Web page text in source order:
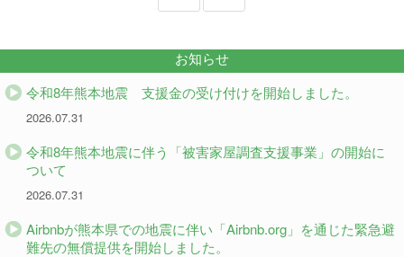
お知らせ
令和8年熊本地震 支援金の受け付けを開始しました。
2026.07.31
令和8年熊本地震に伴う「被害家屋調査支援事業」の開始に
ついて
2026.07.31
Airbnbが熊本県での地震に伴い「Airbnb.org」を通じた緊急避
難先の無償提供を開始しました。